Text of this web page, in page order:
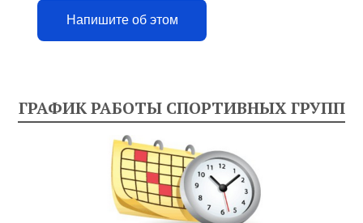
Напишите об этом
ГРАФИК РАБОТЫ СПОРТИВНЫХ ГРУПП